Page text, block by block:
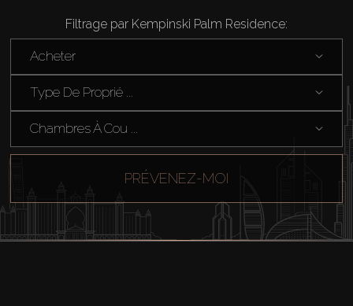
Filtrage par Kempinski Palm Residence:
Acheter
Type De Proprié ...
Chambres À Cou ...
PRÉVENEZ-MOI